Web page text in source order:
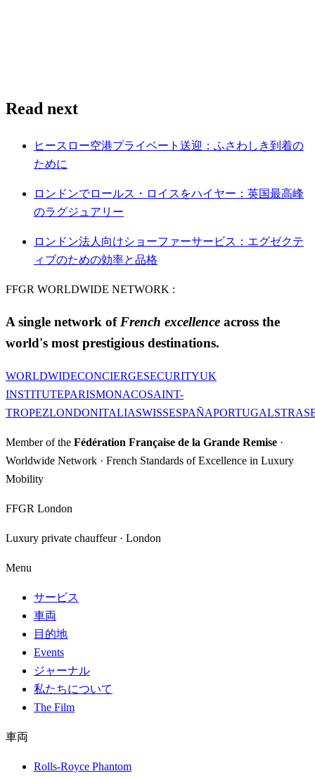
Read next
ヒースロー空港プライベート送迎：ふさわしき到着の
ために
ロンドンでロールス・ロイスをハイヤー：英国最高峰
のラグジュアリー
ロンドン法人向けショーファーサービス：エグゼクテ
ィブのための効率と品格
FFGR WORLDWIDE NETWORK :
A single network of French excellence across the
world's most prestigious destinations.
WORLDWIDECONCIERGESECURITYUK
INSTITUTEPARISMONACOSAINT-
TROPEZLONDONITALIASWISSESPAÑAPORTUGAL
Member of the Fédération Française de la Grande Remise ·
Worldwide Network · French Standards of Excellence in Luxury
Mobility
FFGR London
Luxury private chauffeur · London
Menu
サービス
車両
目的地
Events
ジャーナル
私たちについて
The Film
車両
Rolls-Royce Phantom